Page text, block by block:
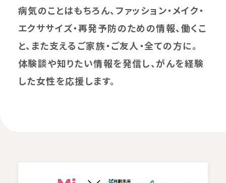
病気のことはもちろん、ファッション・メイク・
エクササイズ・再発予防のための情報、働くこ
と、また支えるご家族・ご友人・全ての方に。
体験談や知りたい情報を発信し、がんを経験
した女性を応援します。